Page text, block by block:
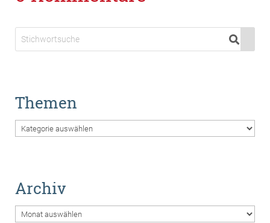
Themen
Themen
Archiv
Archiv